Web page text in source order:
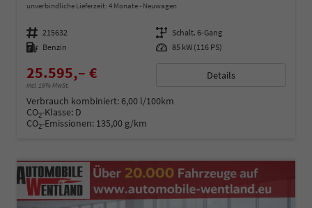
unverbindliche Lieferzeit: 4 Monate Neuwagen
Fahrzeugnummer 215632 Getriebe Schalt. 6-Gang
Kraftstoff Benzin Leistung 85 kW (116 PS)
25.595,– €
incl. 19% MwSt.
Details
Verbrauch kombiniert:6,00 l/100km
CO2-Klasse: D
CO2-Emissionen: 135,00 g/km